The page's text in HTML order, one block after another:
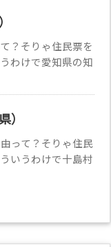
？そりゃ住民票を
わけで愛知県の知
）
って？そりゃ住民
いうわけで十島村